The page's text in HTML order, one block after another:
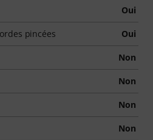
Oui
pincées Oui
Non
Non
Non
Non